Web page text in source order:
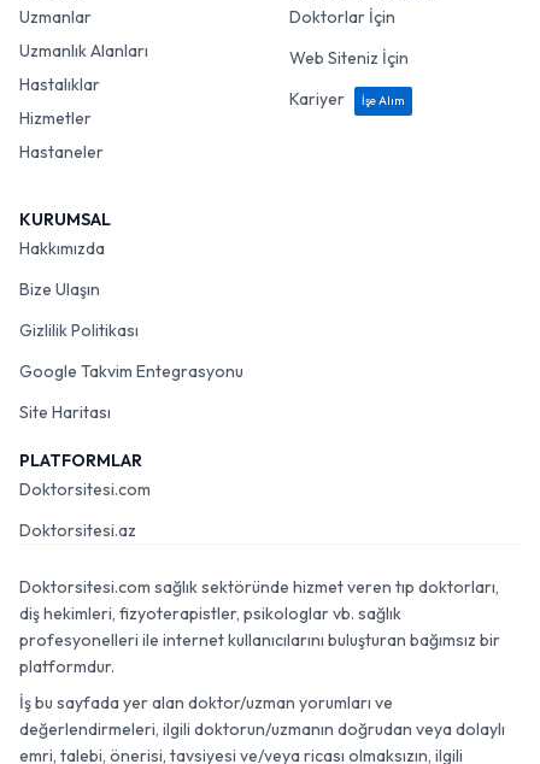
Uzmanlar
Uzmanlık Alanları
Hastalıklar
Hizmetler
Hastaneler
Doktorlar İçin
Web Siteniz İçin
Kariyer
İşe Alım
KURUMSAL
Hakkımızda
Bize Ulaşın
Gizlilik Politikası
Google Takvim Entegrasyonu
Site Haritası
PLATFORMLAR
Doktorsitesi.com
Doktorsitesi.az
Doktorsitesi.com sağlık sektöründe hizmet veren tıp doktorları,
diş hekimleri, fizyoterapistler, psikologlar vb. sağlık
profesyonelleri ile internet kullanıcılarını buluşturan bağımsız bir
platformdur.
İş bu sayfada yer alan doktor/uzman yorumları ve
değerlendirmeleri, ilgili doktorun/uzmanın doğrudan veya dolaylı
emri, talebi, önerisi, tavsiyesi ve/veya ricası olmaksızın, ilgili